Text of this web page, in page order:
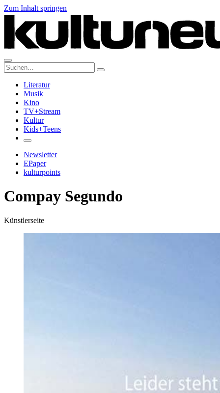
Zum Inhalt springen
Suche:
Literatur
Musik
Kino
TV+Stream
Kultur
Kids+Teens
Newsletter
EPaper
kulturpoints
Compay Segundo
Künstlerseite